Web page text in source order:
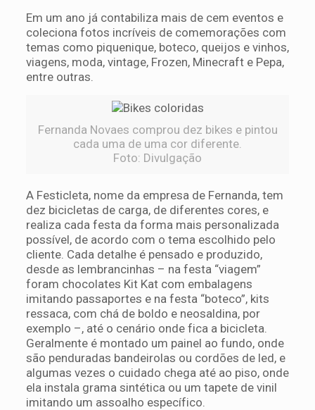
Em um ano já contabiliza mais de cem eventos e
coleciona fotos incríveis de comemorações com
temas como piquenique, boteco, queijos e vinhos,
viagens, moda, vintage, Frozen, Minecraft e Pepa,
entre outras.
Fernanda Novaes comprou dez bikes e pintou
cada uma de uma cor diferente.
Foto: Divulgação
A Festicleta, nome da empresa de Fernanda, tem
dez bicicletas de carga, de diferentes cores, e
realiza cada festa da forma mais personalizada
possível, de acordo com o tema escolhido pelo
cliente. Cada detalhe é pensado e produzido,
desde as lembrancinhas – na festa “viagem”
foram chocolates Kit Kat com embalagens
imitando passaportes e na festa “boteco”, kits
ressaca, com chá de boldo e neosaldina, por
exemplo –, até o cenário onde fica a bicicleta.
Geralmente é montado um painel ao fundo, onde
são penduradas bandeirolas ou cordões de led, e
algumas vezes o cuidado chega até ao piso, onde
ela instala grama sintética ou um tapete de vinil
imitando um assoalho específico.